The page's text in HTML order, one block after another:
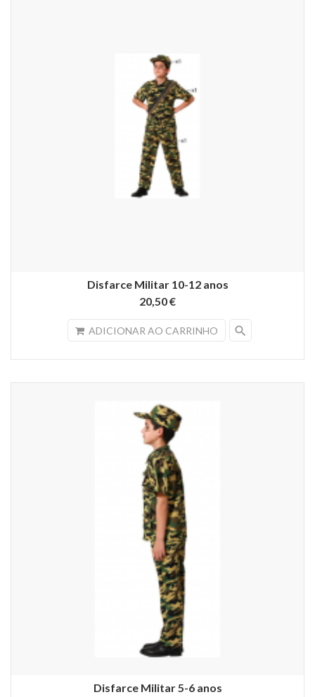
Disfarce Militar 10-12 anos
20,50 €
ADICIONAR AO CARRINHO search
Disfarce Militar 5-6 anos